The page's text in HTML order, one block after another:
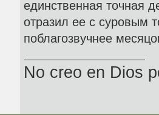
единственная точная
отразил ее с суровым
поблагозвучнее
No creo en Dios